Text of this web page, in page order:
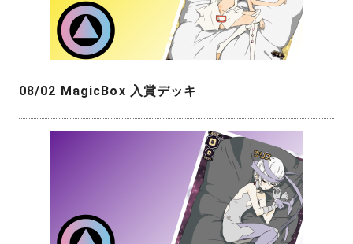
08/02 MagicBox 入賞デッキ